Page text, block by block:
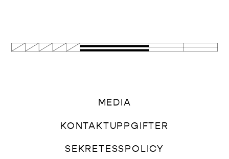
MEDIA
KONTAKTUPPGIFTER
SEKRETESSPOLICY